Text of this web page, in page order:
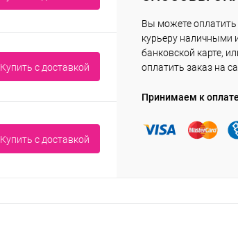
Купить c доставкой
Купить c доставкой
Вы можете оплатить
курьеру наличными
банковской карте,
оплатить заказ на
Принимаем к